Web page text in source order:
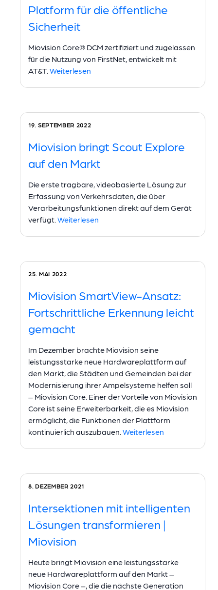
Platform für die öffentliche
Sicherheit
Miovision Core® DCM zertifiziert und zugelassen
für die Nutzung von FirstNet, entwickelt mit
AT&T. Weiterlesen
19. SEPTEMBER 2022
Miovision bringt Scout Explore
auf den Markt
Die erste tragbare, videobasierte Lösung zur
Erfassung von Verkehrsdaten, die über
Verarbeitungsfunktionen direkt auf dem Gerät
verfügt. Weiterlesen
25. MAI 2022
Miovision SmartView-Ansatz:
Fortschrittliche Erkennung leicht
gemacht
Im Dezember brachte Miovision seine
leistungsstarke neue Hardwareplattform auf
den Markt, die Städten und Gemeinden bei der
Modernisierung ihrer Ampelsysteme helfen soll
– Miovision Core. Einer der Vorteile von Miovision
Core ist seine Erweiterbarkeit, die es Miovision
ermöglicht, die Funktionen der Plattform
kontinuierlich auszubauen. Weiterlesen
8. DEZEMBER 2021
Intersektionen mit intelligenten
Lösungen transformieren |
Miovision
Heute bringt Miovision eine leistungsstarke
neue Hardwareplattform auf den Markt –
Miovision Core –, die die nächste Generation